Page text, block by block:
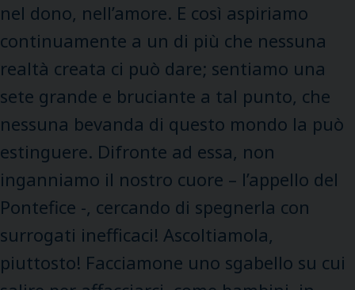
nel dono, nell’amore. E così aspiriamo
continuamente a un di più che nessuna
realtà creata ci può dare; sentiamo una
sete grande e bruciante a tal punto, che
nessuna bevanda di questo mondo la può
estinguere. Difronte ad essa, non
inganniamo il nostro cuore – l’appello del
Pontefice -, cercando di spegnerla con
surrogati inefficaci! Ascoltiamola,
piuttosto! Facciamone uno sgabello su cui